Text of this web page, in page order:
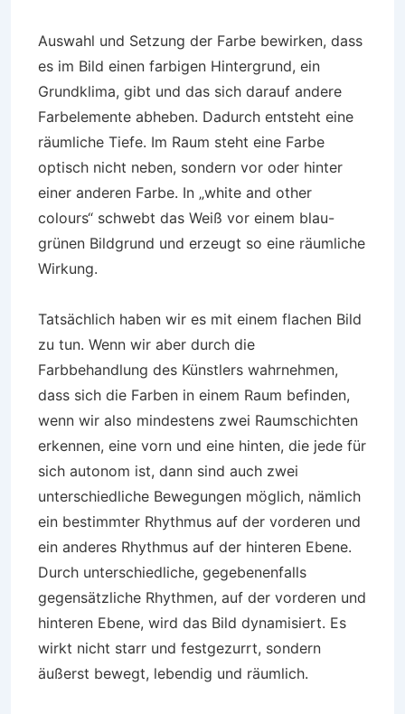
Auswahl und Setzung der Farbe bewirken, dass
es im Bild einen farbigen Hintergrund, ein
Grundklima, gibt und das sich darauf andere
Farbelemente abheben. Dadurch entsteht eine
räumliche Tiefe. Im Raum steht eine Farbe
optisch nicht neben, sondern vor oder hinter
einer anderen Farbe. In „white and other
colours“ schwebt das Weiß vor einem blau-
grünen Bildgrund und erzeugt so eine räumliche
Wirkung.
Tatsächlich haben wir es mit einem flachen Bild
zu tun. Wenn wir aber durch die
Farbbehandlung des Künstlers wahrnehmen,
dass sich die Farben in einem Raum befinden,
wenn wir also mindestens zwei Raumschichten
erkennen, eine vorn und eine hinten, die jede für
sich autonom ist, dann sind auch zwei
unterschiedliche Bewegungen möglich, nämlich
ein bestimmter Rhythmus auf der vorderen und
ein anderes Rhythmus auf der hinteren Ebene.
Durch unterschiedliche, gegebenenfalls
gegensätzliche Rhythmen, auf der vorderen und
hinteren Ebene, wird das Bild dynamisiert. Es
wirkt nicht starr und festgezurrt, sondern
äußerst bewegt, lebendig und räumlich.